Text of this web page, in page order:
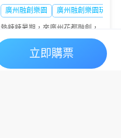
大暑熱到融化？
廣州融創樂園 廣州融創樂園玩水
熱辣辣暑期，來廣州花都融創，
西遊天團潑水降溫💦清涼設備暢
玩+沈浸好戲登場🎭夏日快樂，
一鍵打包👇立即購票